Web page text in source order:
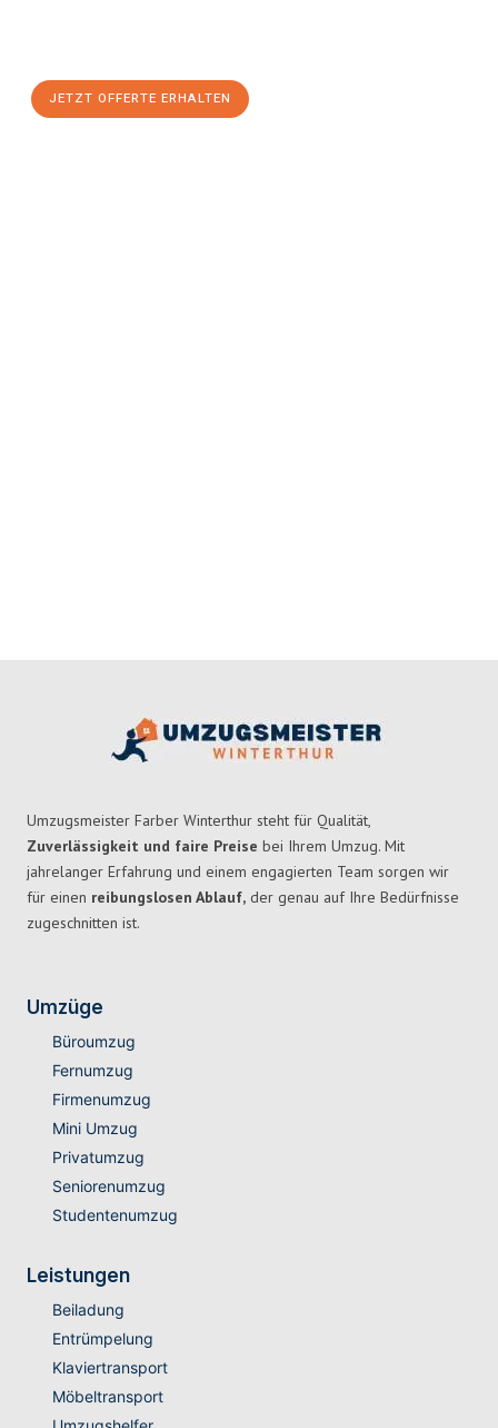
JETZT OFFERTE ERHALTEN
Umzugsmeister Farber Winterthur steht für Qualität,
Zuverlässigkeit und faire Preise bei Ihrem Umzug. Mit
jahrelanger Erfahrung und einem engagierten Team sorgen wir
für einen reibungslosen Ablauf, der genau auf Ihre Bedürfnisse
zugeschnitten ist.
Umzüge
Büroumzug
Fernumzug
Firmenumzug
Mini Umzug
Privatumzug
Seniorenumzug
Studentenumzug
Leistungen
Beiladung
Entrümpelung
Klaviertransport
Möbeltransport